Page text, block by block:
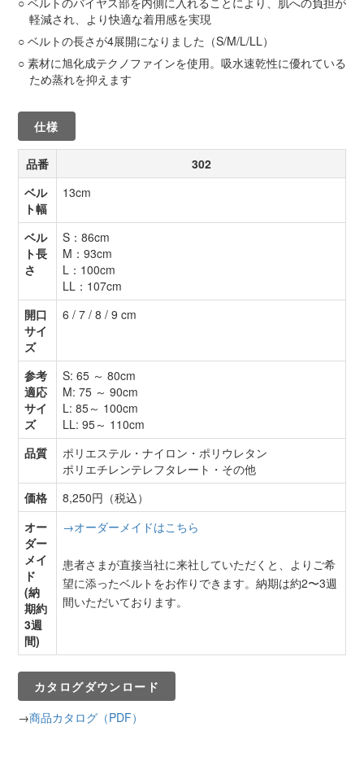
軽減され、より快適な着用感を実現
ベルトの長さが4展開になりました（S/M/L/LL）
素材に旭化成テクノファインを使用。吸水速乾性に優れている
ため蒸れを抑えます
仕様
品番
302
ベル
ト幅
13cm
ベル
ト長
さ
S：86cm
M：93cm
L：100cm
LL：107cm
開口
サイ
ズ
6 / 7 / 8 / 9 cm
参考
適応
サイ
ズ
S: 65 ～ 80cm
M: 75 ～ 90cm
L: 85～ 100cm
LL: 95～ 110cm
品質
ポリエステル・ナイロン・ポリウレタン
ポリエチレンテレフタレート・その他
価格
8,250円（税込）
オー
ダー
メイ
ド
(納
期約
3週
間)
→オーダーメイドはこちら
患者さまが直接当社に来社していただくと、よりご希
望に添ったベルトをお作りできます。納期は約2〜3週
間いただいております。
カタログダウンロード
→商品カタログ（PDF）